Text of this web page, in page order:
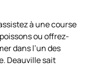
à une course
ou offrez-
dans l’un des
Deauville sait